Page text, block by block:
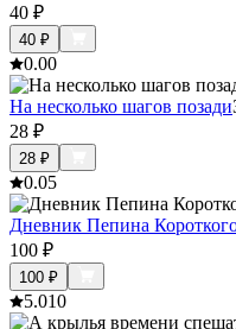
40 ₽
40 ₽
0.00
На несколько шагов позади
28 ₽
28 ₽
0.05
Дневник Пепина
100 ₽
100 ₽
5.010